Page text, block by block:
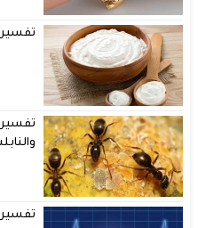
تفسير
تفسير
تفسير